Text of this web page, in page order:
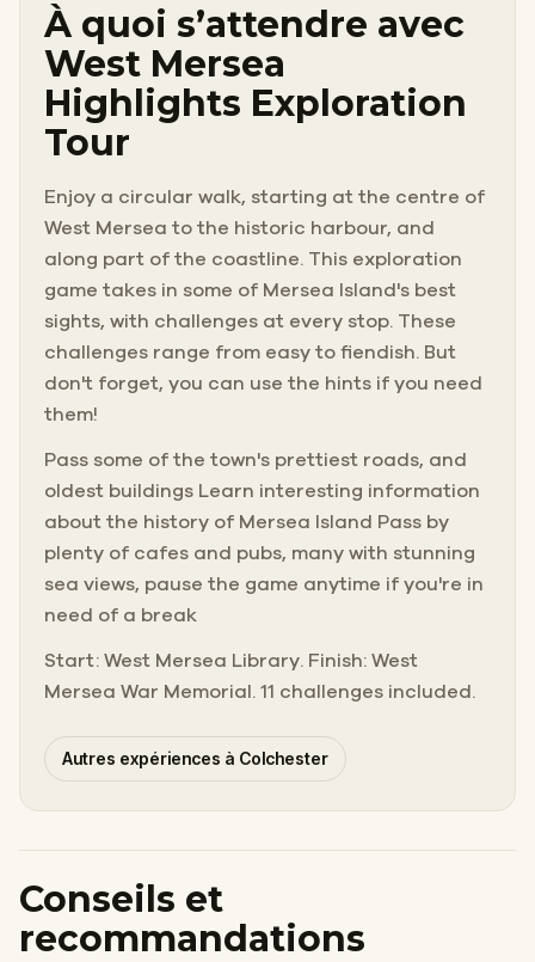
À quoi s’attendre avec
West Mersea
Highlights Exploration
Tour
Enjoy a circular walk, starting at the centre of
West Mersea to the historic harbour, and
along part of the coastline. This exploration
game takes in some of Mersea Island's best
sights, with challenges at every stop. These
challenges range from easy to fiendish. But
don't forget, you can use the hints if you need
them!
Pass some of the town's prettiest roads, and
oldest buildings Learn interesting information
about the history of Mersea Island Pass by
plenty of cafes and pubs, many with stunning
sea views, pause the game anytime if you're in
need of a break
Start: West Mersea Library. Finish: West
Mersea War Memorial. 11 challenges included.
Autres expériences à Colchester
Conseils et
recommandations